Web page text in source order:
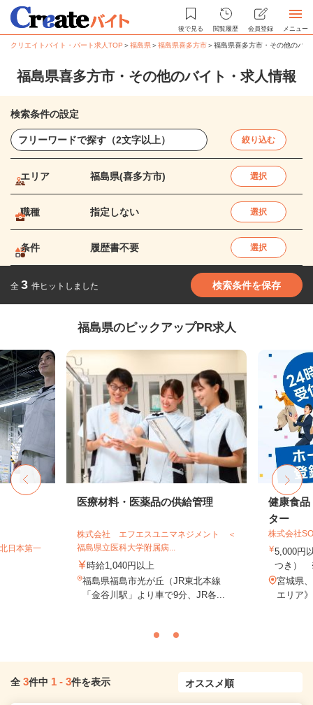
後で見る 閲覧履歴 会員登録 メニュー
クリエイトバイト・パート求人TOP ＞福島県＞福島県喜多方市＞福島県喜多方市・その他のバ
福島県喜多方市・その他のバイト・求人情報
検索条件の設定
絞り込む
エリア 福島県(喜多方市) 選択
職種 指定しない 選択
条件 履歴書不要 選択
全 3 件ヒットしました 検索条件を保存
福島県のピックアップPR求人
日本第一
医療材料・医薬品の供給管理
株式会社 エフエスユニマネジメント ＜
福島県立医科大学附属病...
時給1,040円以上
福島県福島市光が丘（JR東北本線
「金谷川駅」より車で9分、JR各...
健康食品
ター
株式会社
5,000円
つき）
宮城県
エリア》
全 3件中 1 - 3件を表示